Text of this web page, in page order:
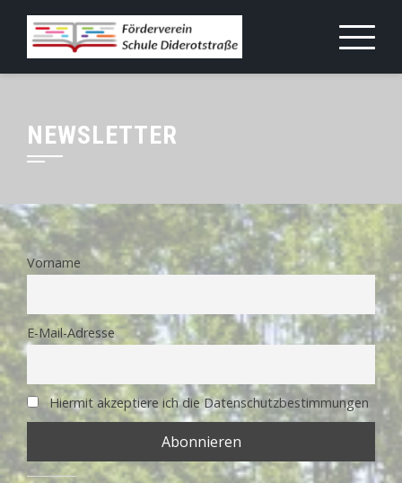
Skip
content
NEWSLETTER
Vorname
E-Mail-Adresse
Hiermit akzeptiere ich die Datenschutzbestimmungen